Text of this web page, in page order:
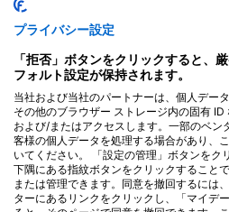
プライバシー設定
「拒否」ボタンをクリックすると、
フォルト設定が保持されます。
当社および当社のパートナーは、個人デー
その他のブラウザー ストレージ内の固有
および/またはアクセスします。一部のベン
客様の個人データを処理する場合があり、
いてください。 「設定の管理」ボタンをク
下隅にある指紋ボタンをクリックすること
または管理できます。同意を撤回するには
ターにあるリンクをクリックし、「マイデ